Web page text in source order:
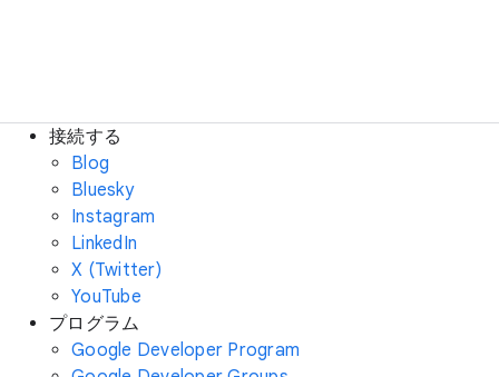
接続する
Blog
Bluesky
Instagram
LinkedIn
X (Twitter)
YouTube
プログラム
Google Developer Program